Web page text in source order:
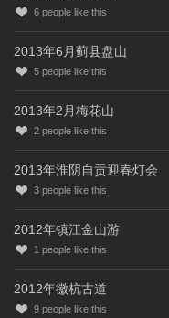
6 people like this
2013年6月蓟县盘山
5 people like this
2013年2月梅花山
2 people like this
2013年淮阴自贡迎春灯会
3 people like this
2012年镇江金山游
1 people like this
2012年徽杭古道
9 people like this